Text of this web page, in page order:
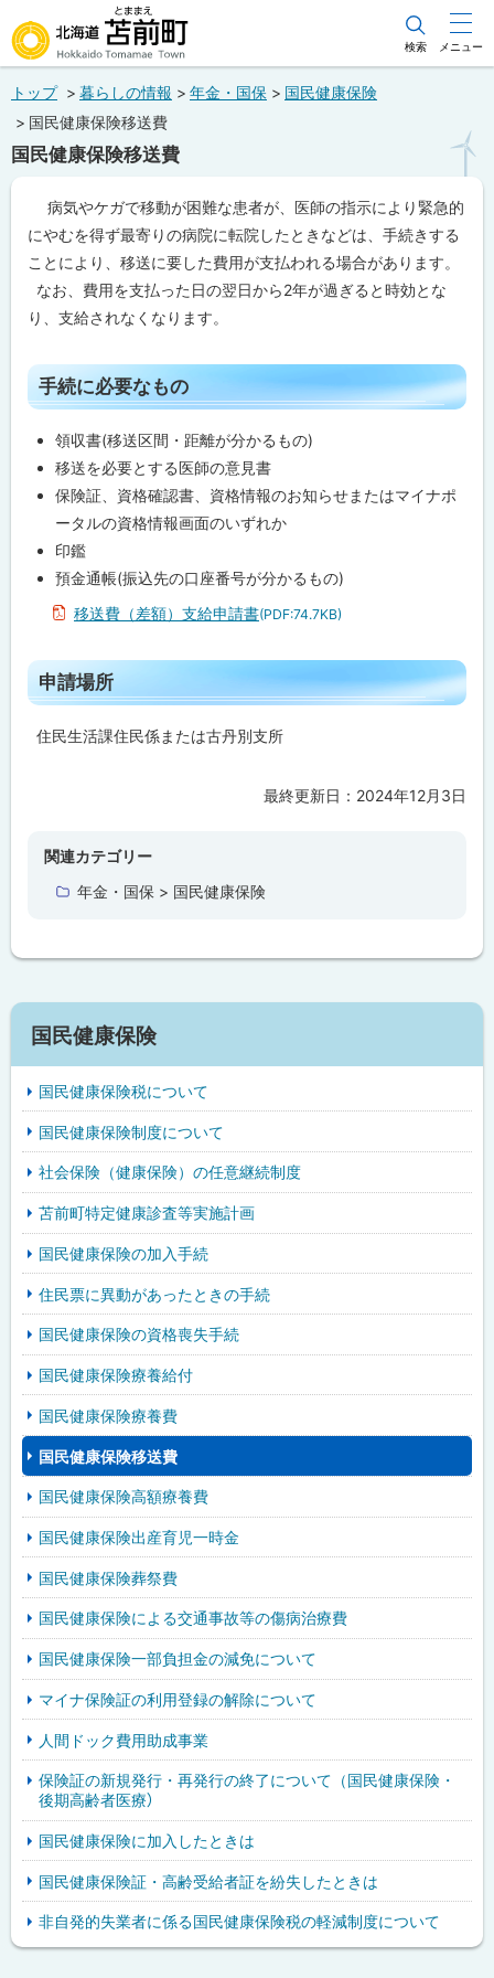
文
メ
ュ
北海道苫前町
Hokkaido Tomamae Town
検索 メニュー
トップ 暮らしの情報 年金・国保
国民健康保険
国民健康保険移送費
国民健康保険移送費
ジ
内
目
次
手
必
要
な
の
申
所
病気やケガで移動が困難な患者が、医師の指示により緊急的
にやむを得ず最寄りの病院に転院したときなどは、手続きする
ことにより、移送に要した費用が支払われる場合があります。
なお、費用を支払った日の翌日から2年が過ぎると時効とな
り、支給されなくなります。
ト
ッ
手続に必要なもの
領収書(移送区間・距離が分かるもの)
移送を必要とする医師の意見書
保険証、資格確認書、資格情報のお知らせまたはマイナポ
ータルの資格情報画面のいずれか
印鑑
預金通帳(振込先の口座番号が分かるもの)
移送費（差額）支給申請書(PDF:74.7KB)
ト
ッ
プ
申請場所
住民生活課住民係または古丹別支所
最終更新日： 2024年12月3日
関連カテゴリー
年金・国保 > 国民健康保険
国民健康保険
国民健康保険税について
国民健康保険制度について
社会保険（健康保険）の任意継続制度
苫前町特定健康診査等実施計画
国民健康保険の加入手続
住民票に異動があったときの手続
国民健康保険の資格喪失手続
国民健康保険療養給付
国民健康保険療養費
国民健康保険移送費
国民健康保険高額療養費
国民健康保険出産育児一時金
国民健康保険葬祭費
国民健康保険による交通事故等の傷病治療費
国民健康保険一部負担金の減免について
マイナ保険証の利用登録の解除について
人間ドック費用助成事業
保険証の新規発行・再発行の終了について（国民健康保険・
後期高齢者医療）
国民健康保険に加入したときは
国民健康保険証・高齢受給者証を紛失したときは
非自発的失業者に係る国民健康保険税の軽減制度について